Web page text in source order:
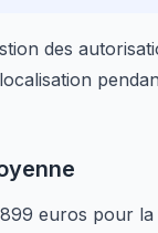
des
euros pour la